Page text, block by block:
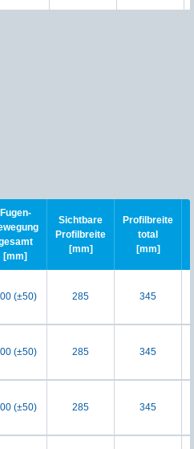
Fugen-
[mm]
Sichtbare
Profilbreite
[mm]
Profilbreite
total
[mm]
(±50) 285 345
(±50) 285 345
(±50) 285 345